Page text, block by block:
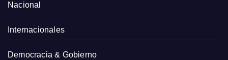
Nacional
Internacionales
Democracia & Gobierno